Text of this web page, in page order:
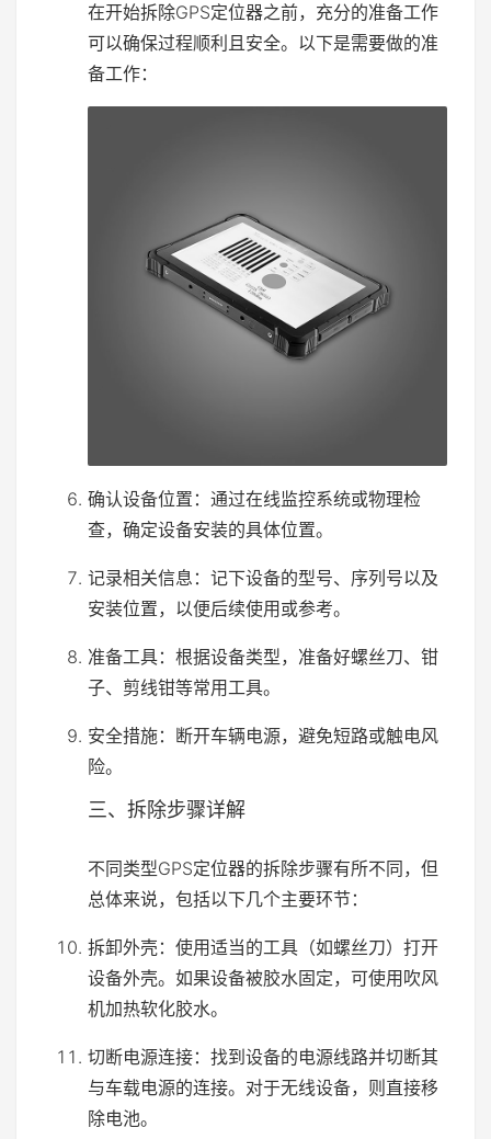
在开始拆除GPS定位器之前，充分的准备工作
可以确保过程顺利且安全。以下是需要做的准
备工作：
确认设备位置：通过在线监控系统或物理检
查，确定设备安装的具体位置。
记录相关信息：记下设备的型号、序列号以及
安装位置，以便后续使用或参考。
准备工具：根据设备类型，准备好螺丝刀、钳
子、剪线钳等常用工具。
安全措施：断开车辆电源，避免短路或触电风
险。
三、拆除步骤详解
不同类型GPS定位器的拆除步骤有所不同，但
总体来说，包括以下几个主要环节：
拆卸外壳：使用适当的工具（如螺丝刀）打开
设备外壳。如果设备被胶水固定，可使用吹风
机加热软化胶水。
切断电源连接：找到设备的电源线路并切断其
与车载电源的连接。对于无线设备，则直接移
除电池。